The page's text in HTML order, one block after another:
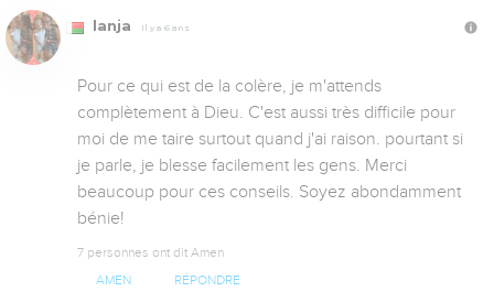
lanja Il y a 6 ans
Pour ce qui est de la colère, je m'attends
complètement à Dieu. C'est aussi très difficile pour
moi de me taire surtout quand j'ai raison. pourtant si
je parle, je blesse facilement les gens. Merci
beaucoup pour ces conseils. Soyez abondamment
bénie!
7 personnes ont dit Amen
AMEN RÉPONDRE